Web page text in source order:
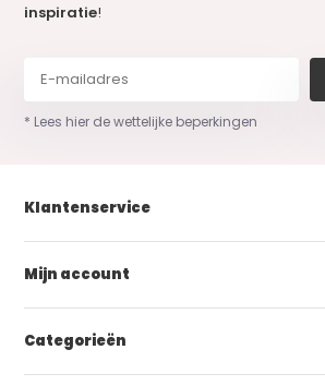
inspiratie!
* Lees hier de wettelijke beperkingen
Klantenservice
Mijn account
Categorieën